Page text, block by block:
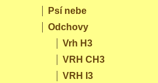
Psí nebe
Odchovy
Vrh H3
VRH CH3
VRH I3